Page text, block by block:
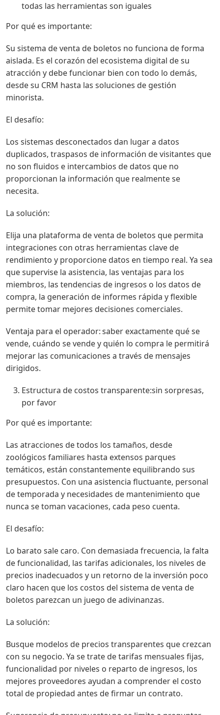
todas las herramientas son iguales
Por qué es importante:
Su sistema de venta de boletos no funciona de forma
aislada. Es el corazón del ecosistema digital de su
atracción y debe funcionar bien con todo lo demás,
desde su CRM hasta las soluciones de gestión
minorista.
El desafío:
Los sistemas desconectados dan lugar a datos
duplicados, traspasos de información de visitantes que
no son fluidos e intercambios de datos que no
proporcionan la información que realmente se
necesita.
La solución:
Elija una plataforma de venta de boletos que permita
integraciones con otras herramientas clave de
rendimiento y proporcione datos en tiempo real. Ya sea
que supervise la asistencia, las ventajas para los
miembros, las tendencias de ingresos o los datos de
compra, la generación de informes rápida y flexible
permite tomar mejores decisiones comerciales.
Ventaja para el operador: saber exactamente qué se
vende, cuándo se vende y quién lo compra le permitirá
mejorar las comunicaciones a través de mensajes
dirigidos.
Estructura de costos transparente:sin sorpresas,
por favor
Por qué es importante:
Las atracciones de todos los tamaños, desde
zoológicos familiares hasta extensos parques
temáticos, están constantemente equilibrando sus
presupuestos. Con una asistencia fluctuante, personal
de temporada y necesidades de mantenimiento que
nunca se toman vacaciones, cada peso cuenta.
El desafío:
Lo barato sale caro. Con demasiada frecuencia, la falta
de funcionalidad, las tarifas adicionales, los niveles de
precios inadecuados y un retorno de la inversión poco
claro hacen que los costos del sistema de venta de
boletos parezcan un juego de adivinanzas.
La solución:
Busque modelos de precios transparentes que crezcan
con su negocio. Ya se trate de tarifas mensuales fijas,
funcionalidad por niveles o reparto de ingresos, los
mejores proveedores ayudan a comprender el costo
total de propiedad antes de firmar un contrato.